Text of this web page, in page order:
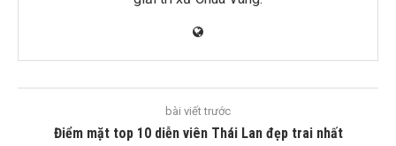
bài viết trước
Điểm mặt top 10 diễn viên Thái Lan đẹp trai nhất